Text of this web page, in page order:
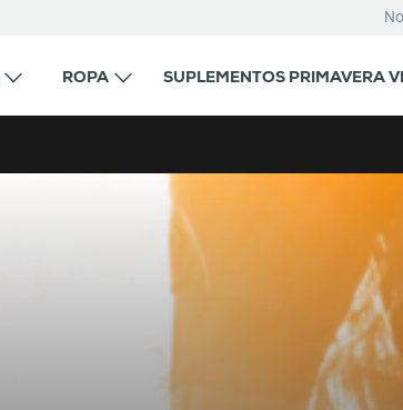
ROPA SUPLEMENTOS PRIMAVERA